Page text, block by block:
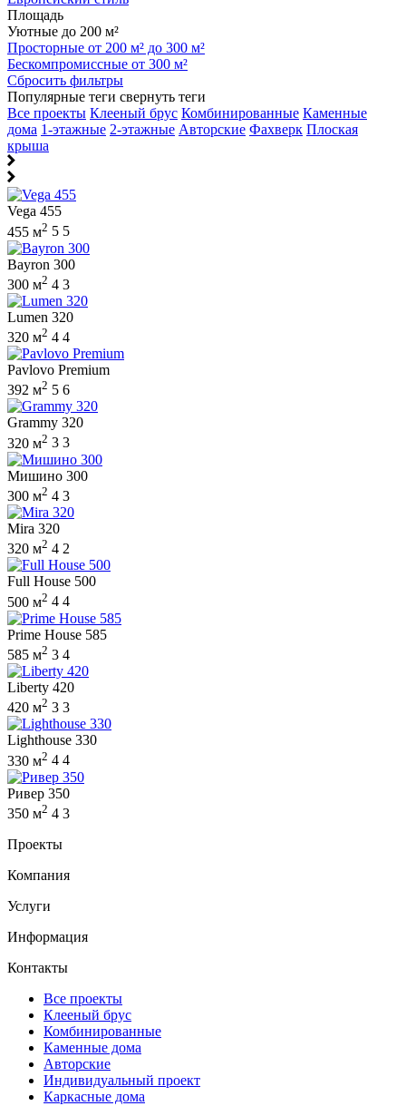
Площадь
Уютные до 200 м²
Просторные от 200 м² до 300 м²
Бескомпромиссные от 300 м²
Сбросить фильтры
Популярные теги свернуть теги
Все проекты Клееный брус Комбинированные Каменные
дома 1-этажные 2-этажные Авторские Фахверк Плоская
крыша
Vega 455
455 м2 5 5
Bayron 300
300 м2 4 3
Lumen 320
320 м2 4 4
Pavlovo Premium
392 м2 5 6
Grammy 320
320 м2 3 3
Мишино 300
300 м2 4 3
Mira 320
320 м2 4 2
Full House 500
500 м2 4 4
Prime House 585
585 м2 3 4
Liberty 420
420 м2 3 3
Lighthouse 330
330 м2 4 4
Ривер 350
350 м2 4 3
Проекты
Компания
Услуги
Информация
Контакты
Все проекты
Клееный брус
Комбинированные
Каменные дома
Авторские
Индивидуальный проект
Каркасные дома